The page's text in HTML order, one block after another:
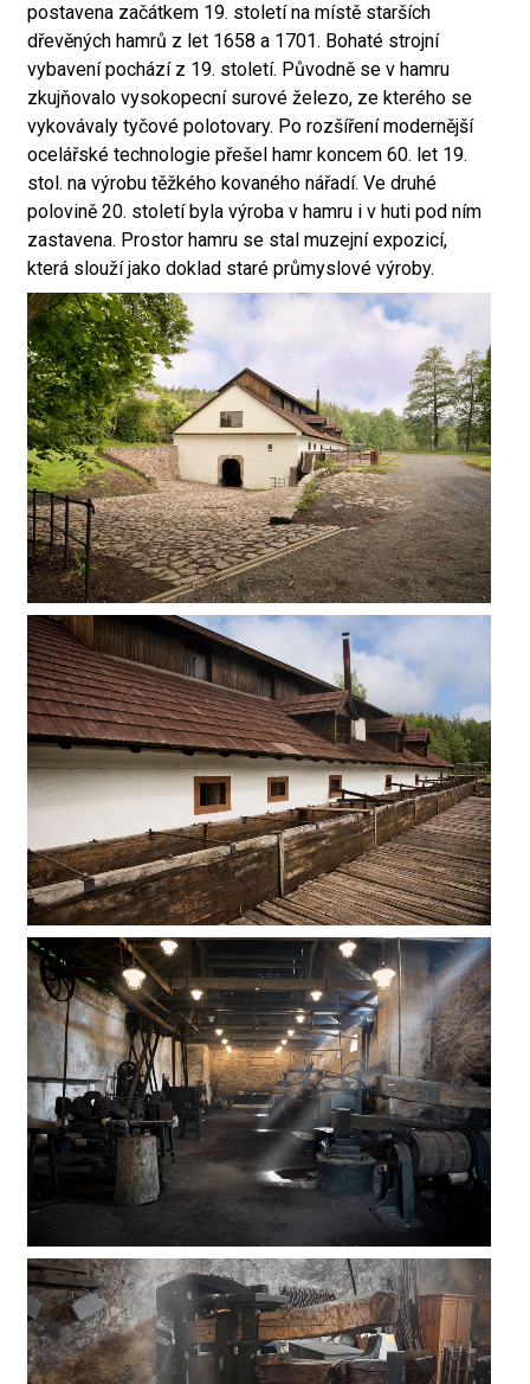
postavena začátkem 19. století na místě starších
dřevěných hamrů z let 1658 a 1701. Bohaté strojní
vybavení pochází z 19. století. Původně se v hamru
zkujňovalo vysokopecní surové železo, ze kterého se
vykovávaly tyčové polotovary. Po rozšíření modernější
ocelářské technologie přešel hamr koncem 60. let 19.
stol. na výrobu těžkého kovaného nářadí. Ve druhé
polovině 20. století byla výroba v hamru i v huti pod ním
zastavena. Prostor hamru se stal muzejní expozicí,
která slouží jako doklad staré průmyslové výroby.